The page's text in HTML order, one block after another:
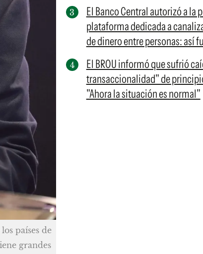
países de
grandes
El Banco Central autorizó a la
plataforma dedicada a
de dinero entre personas: así
El BROU informó que sufrió
transaccionalidad" de
"Ahora la situación es normal"